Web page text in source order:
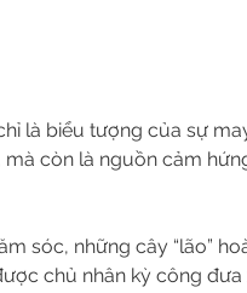
là biểu tượng của sự
mà còn là nguồn cảm
sóc, những cây “lão”
chủ nhân kỳ công